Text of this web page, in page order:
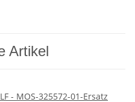
Artikel